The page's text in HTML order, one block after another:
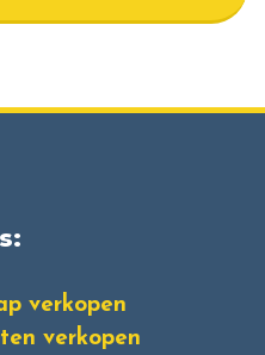
verkopen
verkopen